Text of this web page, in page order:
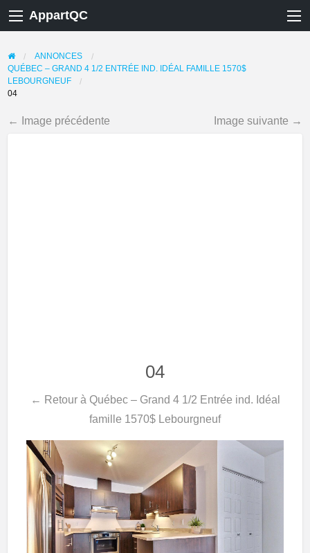
AppartQC
ANNONCES
QUÉBEC – GRAND 4 1/2 ENTRÉE IND. IDÉAL FAMILLE 1570$
LEBOURGNEUF
04
← Image précédente Image suivante →
04
← Retour à Québec – Grand 4 1/2 Entrée ind. Idéal
famille 1570$ Lebourgneuf